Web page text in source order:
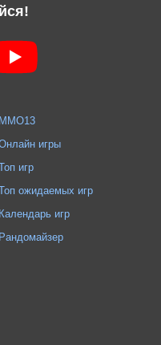
MMO13
игры
игр
ожидаемых игр
Календарь игр
Рандомайзер